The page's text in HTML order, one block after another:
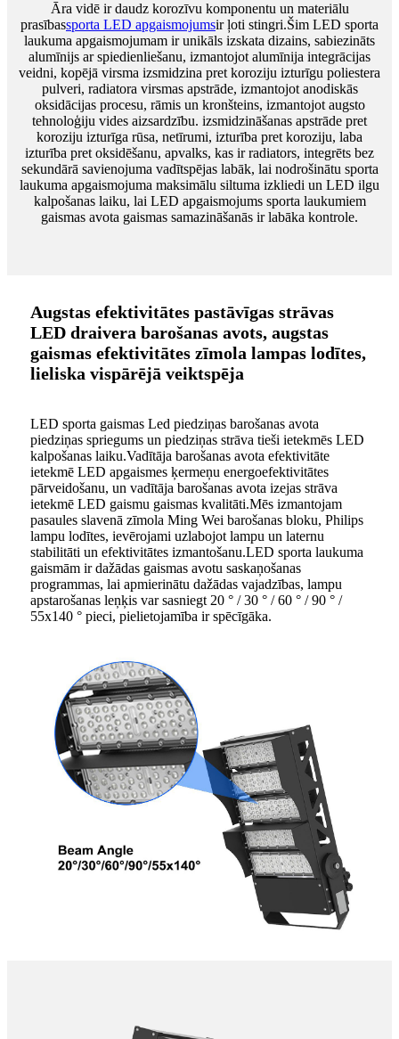
Āra vidē ir daudz korozīvu komponentu un materiālu
prasībassporta LED apgaismojumsir ļoti stingri.Šim LED sporta
laukuma apgaismojumam ir unikāls izskata dizains, sabiezināts
alumīnijs ar spiedienliešanu, izmantojot alumīnija integrācijas
veidni, kopējā virsma izsmidzina pret koroziju izturīgu poliestera
pulveri, radiatora virsmas apstrāde, izmantojot anodiskās
oksidācijas procesu, rāmis un kronšteins, izmantojot augsto
tehnoloģiju vides aizsardzību. izsmidzināšanas apstrāde pret
koroziju izturīga rūsa, netīrumi, izturība pret koroziju, laba
izturība pret oksidēšanu, apvalks, kas ir radiators, integrēts bez
sekundārā savienojuma vadītspējas labāk, lai nodrošinātu sporta
laukuma apgaismojuma maksimālu siltuma izkliedi un LED ilgu
kalpošanas laiku, lai LED apgaismojums sporta laukumiem
gaismas avota gaismas samazināšanās ir labāka kontrole.
Augstas efektivitātes pastāvīgas strāvas
LED draivera barošanas avots, augstas
gaismas efektivitātes zīmola lampas lodītes,
lieliska vispārējā veiktspēja
LED sporta gaismas Led piedziņas barošanas avota
piedziņas spriegums un piedziņas strāva tieši ietekmēs LED
kalpošanas laiku.Vadītāja barošanas avota efektivitāte
ietekmē LED apgaismes ķermeņu energoefektivitātes
pārveidošanu, un vadītāja barošanas avota izejas strāva
ietekmē LED gaismu gaismas kvalitāti.Mēs izmantojam
pasaules slavenā zīmola Ming Wei barošanas bloku, Philips
lampu lodītes, ievērojami uzlabojot lampu un laternu
stabilitāti un efektivitātes izmantošanu.LED sporta laukuma
gaismām ir dažādas gaismas avotu saskaņošanas
programmas, lai apmierinātu dažādas vajadzības, lampu
apstarošanas leņķis var sasniegt 20 ° / 30 ° / 60 ° / 90 ° /
55x140 ° pieci, pielietojamība ir spēcīgāka.